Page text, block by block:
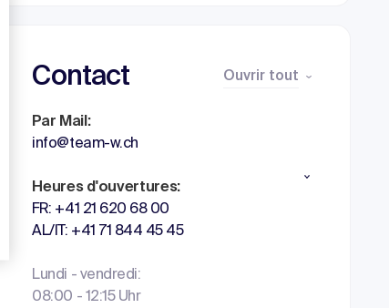
Contact Ouvrir tout
Par Mail:
info@team-w.ch
Heures d'ouvertures:
FR: +41 21 620 68 00
AL/IT: +41 71 844 45 45
Lundi - vendredi:
08:00 - 12:15 Uhr